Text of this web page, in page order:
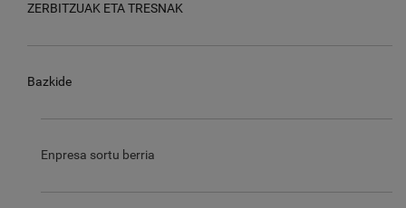
ZERBITZUAK ETA TRESNAK
Bazkide
Enpresa sortu berria